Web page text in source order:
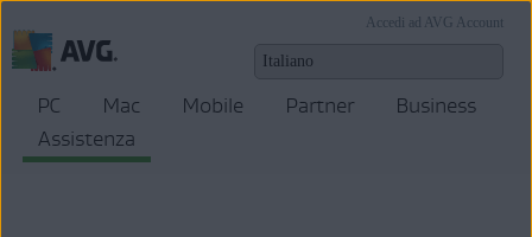
Accedi ad AVG Account
PC Mac Mobile Partner
Business
Assistenza